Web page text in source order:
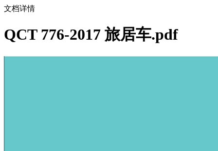
文档详情
QCT 776-2017 旅居车.pdf